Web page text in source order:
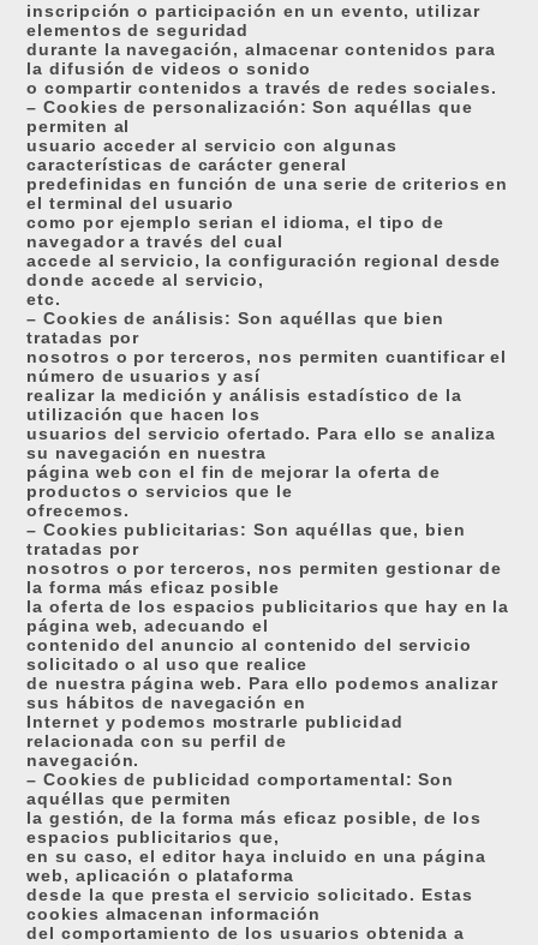
inscripción o participación en un evento, utilizar
elementos de seguridad
durante la navegación, almacenar contenidos para
la difusión de videos o sonido
o compartir contenidos a través de redes sociales.
– Cookies de personalización: Son aquéllas que
permiten al
usuario acceder al servicio con algunas
características de carácter general
predefinidas en función de una serie de criterios en
el terminal del usuario
como por ejemplo serian el idioma, el tipo de
navegador a través del cual
accede al servicio, la configuración regional desde
donde accede al servicio,
etc.
– Cookies de análisis: Son aquéllas que bien
tratadas por
nosotros o por terceros, nos permiten cuantificar el
número de usuarios y así
realizar la medición y análisis estadístico de la
utilización que hacen los
usuarios del servicio ofertado. Para ello se analiza
su navegación en nuestra
página web con el fin de mejorar la oferta de
productos o servicios que le
ofrecemos.
– Cookies publicitarias: Son aquéllas que, bien
tratadas por
nosotros o por terceros, nos permiten gestionar de
la forma más eficaz posible
la oferta de los espacios publicitarios que hay en la
página web, adecuando el
contenido del anuncio al contenido del servicio
solicitado o al uso que realice
de nuestra página web. Para ello podemos analizar
sus hábitos de navegación en
Internet y podemos mostrarle publicidad
relacionada con su perfil de
navegación.
– Cookies de publicidad comportamental: Son
aquéllas que permiten
la gestión, de la forma más eficaz posible, de los
espacios publicitarios que,
en su caso, el editor haya incluido en una página
web, aplicación o plataforma
desde la que presta el servicio solicitado. Estas
cookies almacenan información
del comportamiento de los usuarios obtenida a